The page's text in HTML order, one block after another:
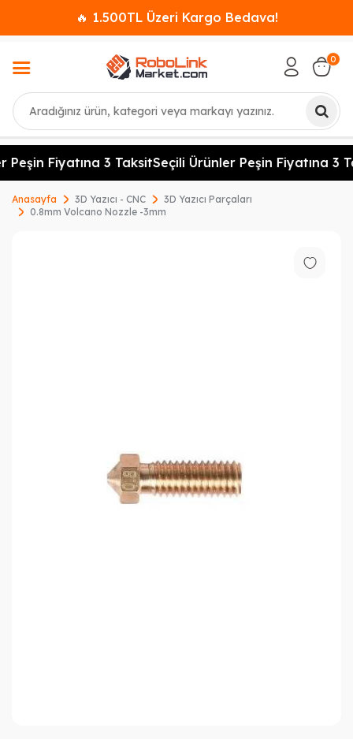
🔥 1.500TL Üzeri Kargo Bedava!
Ara
0
Peşin Fiyatına 3 TaksitSeçili Ürünler Peşin Fiyatına 3
Anasayfa 3D Yazıcı - CNC
3D Yazıcı Parçaları
0.8mm Volcano Nozzle -3mm